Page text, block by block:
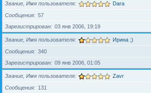
Звание, Имя пользователя Dara
Сообщения
57
Зарегистрирован
03 янв 2006, 19:19
Звание, Имя пользователя Ирина ;)
Сообщения
340
Зарегистрирован
09 янв 2006, 01:05
Звание, Имя пользователя Zavr
Сообщения
131